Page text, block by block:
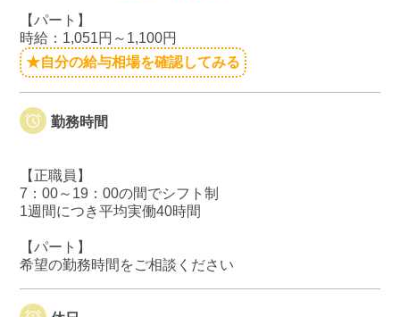
【パート】
時給：1,051円～1,100円
★自分の給与相場を確認してみる
勤務時間
【正職員】
7：00～19：00の間でシフト制
1週間につき平均実働40時間
【パート】
希望の勤務時間をご相談ください